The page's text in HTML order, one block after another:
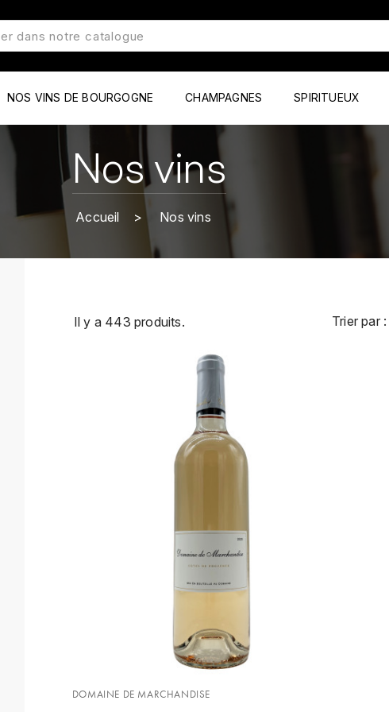
NOS VINS DE BOURGOGNE CHAMPAGNES SPIRITUEUX
Nos vins
Accueil Nos vins
Il y a 443 produits. Trier par :
DOMAINE DE MARCHANDISE